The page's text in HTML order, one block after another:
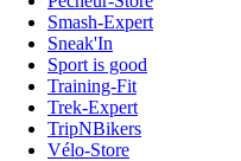
Smash-Expert
Sneak'In
Sport is good
Training-Fit
Trek-Expert
TripNBikers
Vélo-Store